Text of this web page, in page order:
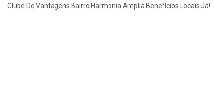
Clube De Vantagens Bairro Harmonia Amplia Benefícios Locais Já!